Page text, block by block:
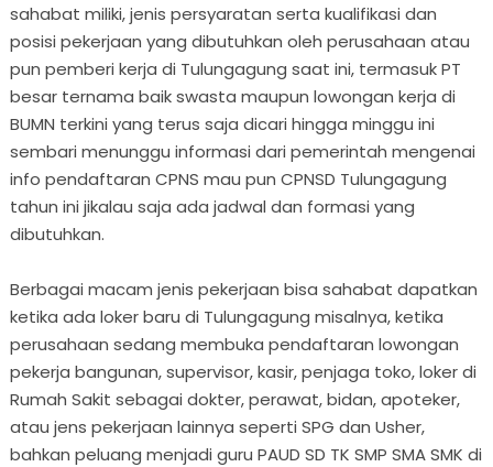
sahabat miliki, jenis persyaratan serta kualifikasi dan
posisi pekerjaan yang dibutuhkan oleh perusahaan atau
pun pemberi kerja di Tulungagung saat ini, termasuk PT
besar ternama baik swasta maupun lowongan kerja di
BUMN terkini yang terus saja dicari hingga minggu ini
sembari menunggu informasi dari pemerintah mengenai
info pendaftaran CPNS mau pun CPNSD Tulungagung
tahun ini jikalau saja ada jadwal dan formasi yang
dibutuhkan.
Berbagai macam jenis pekerjaan bisa sahabat dapatkan
ketika ada loker baru di Tulungagung misalnya, ketika
perusahaan sedang membuka pendaftaran lowongan
pekerja bangunan, supervisor, kasir, penjaga toko, loker di
Rumah Sakit sebagai dokter, perawat, bidan, apoteker,
atau jens pekerjaan lainnya seperti SPG dan Usher,
bahkan peluang menjadi guru PAUD SD TK SMP SMA SMK di